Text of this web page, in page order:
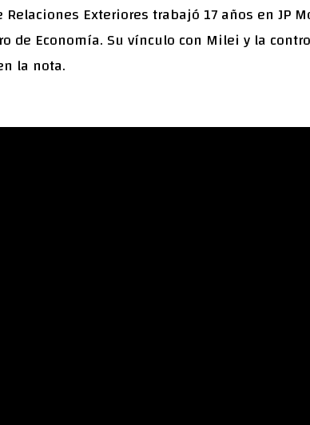
Exteriores trabajó 17 años en JP
de Economía. Su vínculo con Milei y la
la nota.